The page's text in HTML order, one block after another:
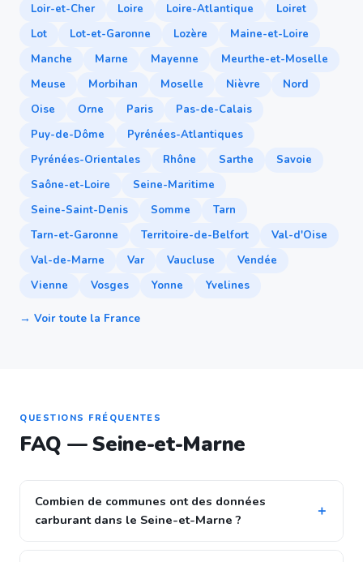
Loir-et-Cher
Loire Loire-Atlantique
Loiret
Lot
Lot-et-Garonne Lozère
Maine-et-Loire
Manche
Marne Mayenne
Meurthe-et-Moselle
Meuse
Morbihan Moselle Nièvre
Nord
Oise
Orne Paris
Pas-de-Calais
Puy-de-Dôme
Pyrénées-Atlantiques
Pyrénées-Orientales
Rhône Sarthe
Savoie
Saône-et-Loire
Seine-Maritime
Seine-Saint-Denis
Somme
Tarn
Tarn-et-Garonne
Territoire-de-Belfort
Val-d'Oise
Val-de-Marne
Var Vaucluse
Vendée
Vienne
Vosges Yonne Yvelines
→ Voir toute la France
QUESTIONS FRÉQUENTES
FAQ — Seine-et-Marne
Combien de communes ont des données
carburant dans le Seine-et-Marne ?